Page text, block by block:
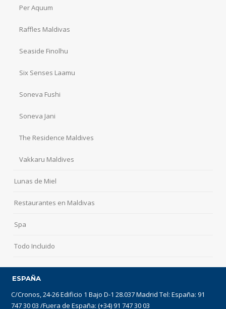
Per Aquum
Raffles Maldivas
Seaside Finolhu
Six Senses Laamu
Soneva Fushi
Soneva Jani
The Residence Maldives
Vakkaru Maldives
Lunas de Miel
Restaurantes en Maldivas
Spa
Todo Incluido
ESPAÑA
C/Cronos, 24-26 Edificio 1 Bajo D-1 28.037 Madrid Tel: España: 91
747 30 03 /Fuera de España: (+34) 91 747 30 03